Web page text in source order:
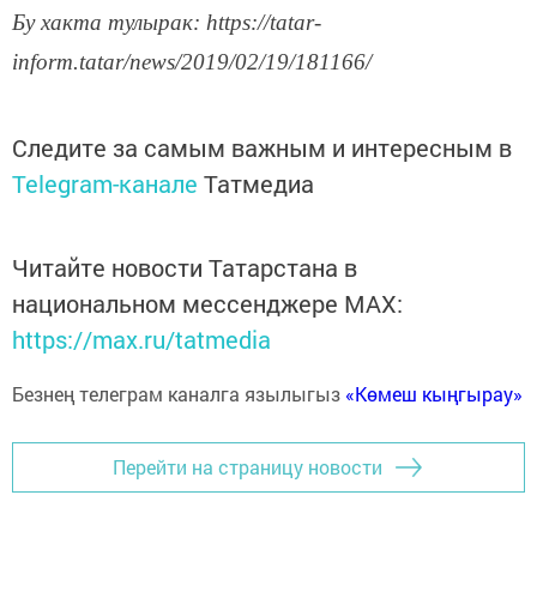
Бу хакта тулырак: https://tatar-
inform.tatar/news/2019/02/19/181166/
Следите за самым важным и интересным в
Telegram-канале Татмедиа
Читайте новости Татарстана в
национальном мессенджере MАХ:
https://max.ru/tatmedia
Безнең телеграм каналга язылыгыз «Көмеш кыңгырау»
Перейти на страницу новости